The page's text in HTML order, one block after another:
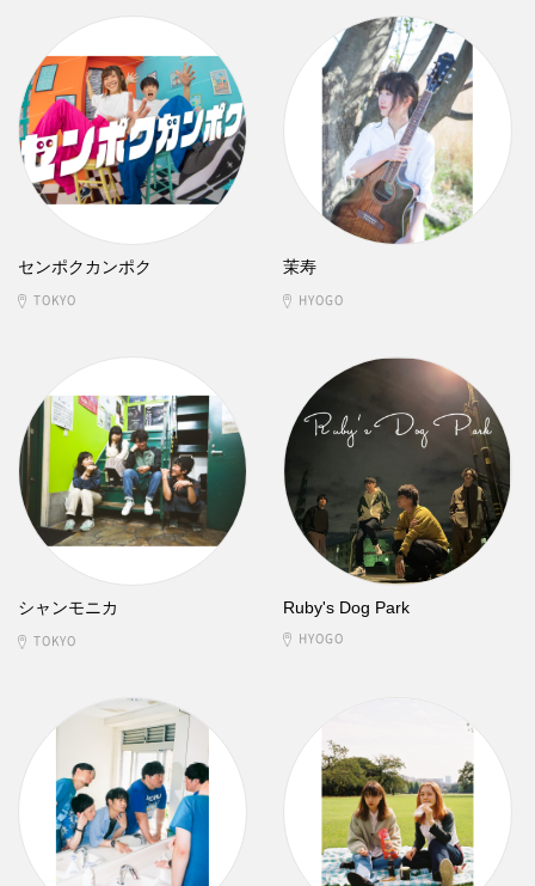
センポクカンポク
TOKYO
茉寿
HYOGO
シャンモニカ
TOKYO
Ruby's Dog Park
HYOGO